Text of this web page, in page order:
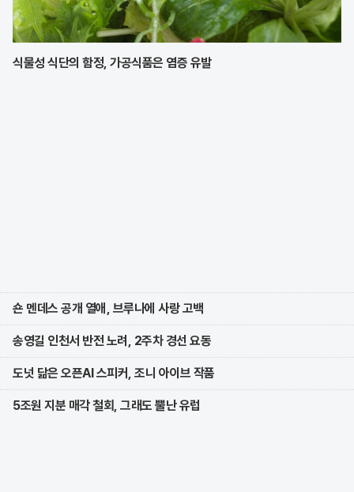
식물성 식단의 함정, 가공식품은 염증 유발
숀 멘데스 공개 열애, 브루나에 사랑 고백
송영길 인천서 반전 노려, 2주차 경선 요동
도넛 닮은 오픈AI 스피커, 조니 아이브 작품
5조원 지분 매각 철회, 그래도 뿔난 유럽